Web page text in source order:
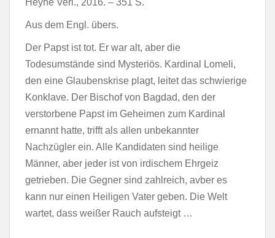
Aus dem Engl. übers.
Der Papst ist tot. Er war alt, aber die
Todesumstände sind Mysteriös. Kardinal Lomeli,
den eine Glaubenskrise plagt, leitet das schwierige
Konklave. Der Bischof von Bagdad, den der
verstorbene Papst im Geheimen zum Kardinal
ernannt hatte, trifft als allen unbekannter
Nachzügler ein. Alle Kandidaten sind heilige
Männer, aber jeder ist von irdischem Ehrgeiz
getrieben. Die Gegner sind zahlreich, avber es
kann nur einen Heiligen Vater geben. Die Welt
wartet, dass weißer Rauch aufsteigt …